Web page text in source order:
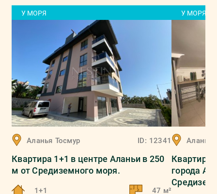
У МОРЯ
Аланья Тосмур ID: 12341
Квартира 1+1 в центре Аланьи в 250
м от Средиземного моря.
1+1 47 м²
У МОРЯ
Аланья
Квартира
города